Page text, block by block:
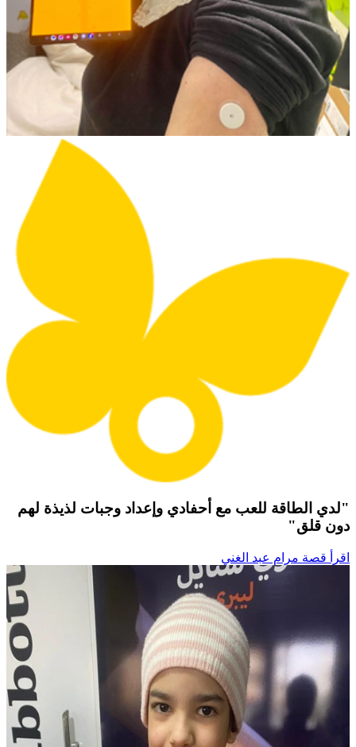
"لدي الطاقة للعب مع أحفادي وإعداد وجبات لذيذة لهم
دون قلق"
اقرأ قصة مرام عبد الغني